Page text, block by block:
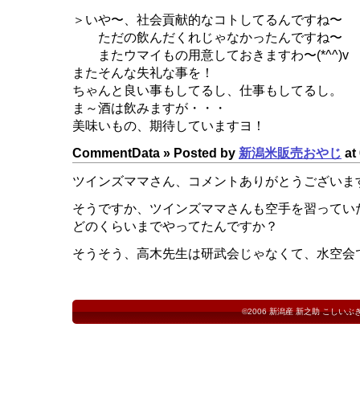
＞いや〜、社会貢献的なコトしてるんですね〜
ただの飲んだくれじゃなかったんですね〜
またウマイもの用意しておきますわ〜(*^^)v
またそんな失礼な事を！
ちゃんと良い事もしてるし、仕事もしてるし。
ま～酒は飲みますが・・・
美味いもの、期待していますヨ！
CommentData » Posted by 新潟米販売おやじ at
ツインズママさん、コメントありがとうございま
そうですか、ツインズママさんも空手を習ってい
どのくらいまでやってたんですか？
そうそう、高木先生は研武会じゃなくて、水空会
©2006新潟産 新之助 こしいぶ